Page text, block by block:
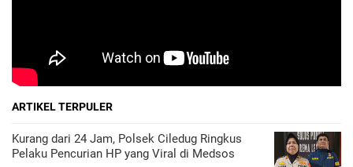
ARTIKEL TERPULER
Kurang dari 24 Jam, Polsek Ciledug Ringkus
Pelaku Pencurian HP yang Viral di Medsos